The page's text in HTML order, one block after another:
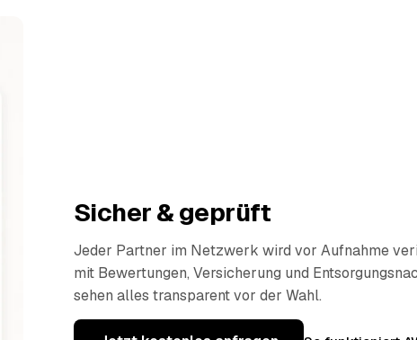
Sicher & geprüft
Jeder Partner im Netzwerk wird vor Aufnahme
mit Bewertungen, Versicherung und
sehen alles transparent vor der Wahl.